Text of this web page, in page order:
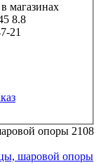
магазинах
8.8
12347-21
шаровой опоры